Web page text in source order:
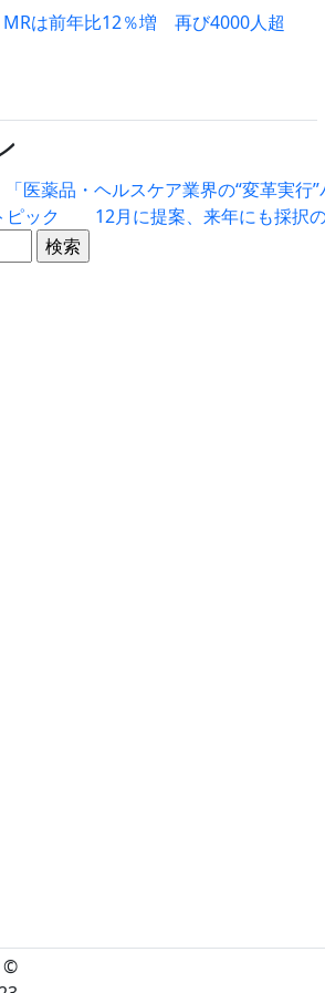
は前年比12％増 再び4000人超
医薬品・ヘルスケア業界の“変革実
ピック 12月に提案、来年にも採択
©